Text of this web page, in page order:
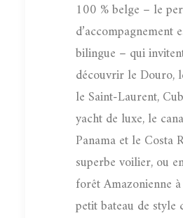
100 % belge – le
d’accompagnement
bilingue – qui
découvrir le Douro,
le Saint-Laurent,
yacht de luxe, le
Panama et le Costa
superbe voilier, ou
forêt Amazonienne
petit bateau de style